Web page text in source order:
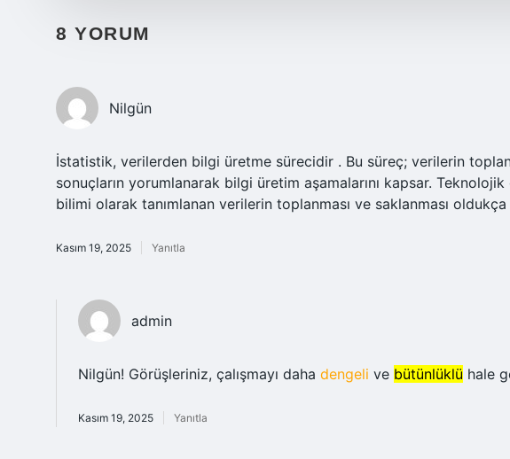
8 YORUM
Nilgün
İstatistik, verilerden bilgi üretme sürecidir . Bu süreç; verilerin
sonuçların yorumlanarak bilgi üretim aşamalarını kapsar.
bilimi olarak tanımlanan verilerin toplanması ve saklanması oldukça
Kasım 19, 2025 Yanıtla
admin
Nilgün! Görüşleriniz, çalışmayı daha dengeli ve bütünlüklü hale
Kasım 19, 2025 Yanıtla